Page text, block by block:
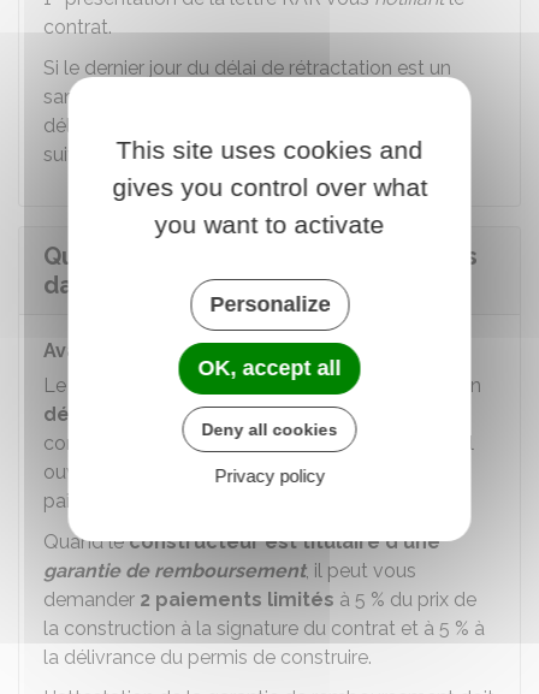
contrat.
Si le dernier jour du délai de rétractation est un
samedi, un dimanche, un jour férié ou
délai est prolongé jusqu'au 1
suivant.
Quel est le calendrier des paiements
dans un CCMI ?
Avant l'ouverture de chantier
Le constructeur peut vous demande de verser un
dépôt de garantielimité à3 %du prix de la
construction. Il est bloqué sur un compte spécial
ouvert à votre nom. Il est déduit des premiers
paiements prévus par le contrat.
Quand leconstructeur est titulaire d'une
garantie de remboursement, il peut vous
demander 2 paiements limités à 5 % du prix de
la construction à la signature du contrat et à 5 % à
la délivrance du permis de construire.
This site uses cookies and
gives you control over what
you want to activate
Personalize
OK, accept all
Deny all cookies
Privacy policy